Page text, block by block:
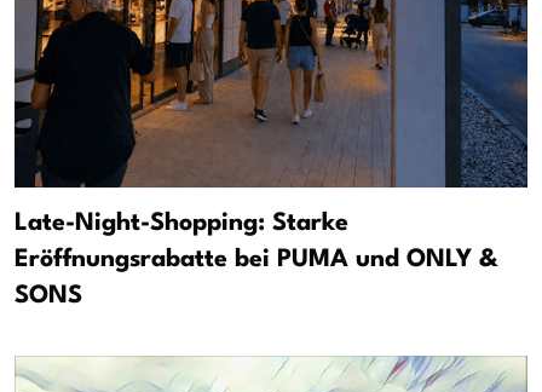
Late-Night-Shopping: Starke
Eröffnungsrabatte bei PUMA und ONLY &
SONS